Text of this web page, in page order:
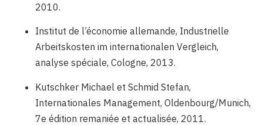
2010.
Institut de l’économie allemande, Industrielle
Arbeitskosten im internationalen Vergleich,
analyse spéciale, Cologne, 2013.
Kutschker Michael et Schmid Stefan,
Internationales Management, Oldenbourg/Munich,
7e édition remaniée et actualisée, 2011.